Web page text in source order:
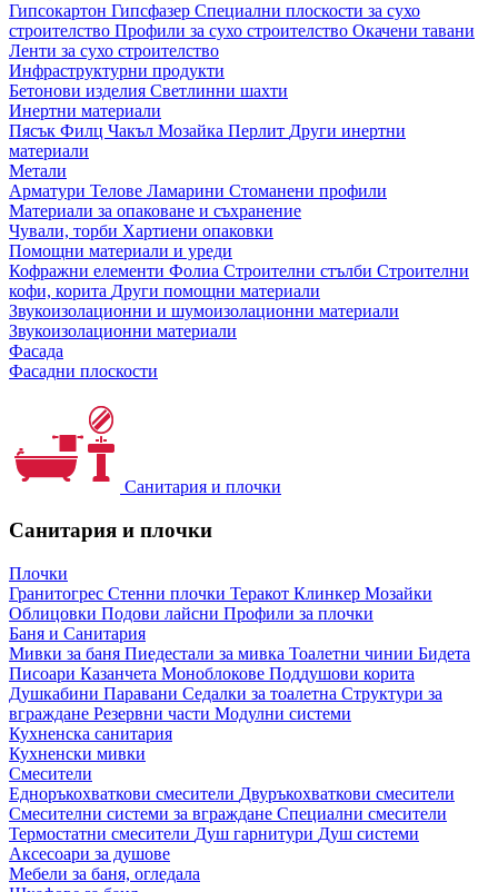
Гипсокартон Гипсфазер Специални плоскости за сухо
строителство Профили за сухо строителство Окачени тавани
Ленти за сухо строителство
Инфраструктурни продукти
Бетонови изделия Светлинни шахти
Инертни материали
Пясък Филц Чакъл Мозайкa Перлит Други инертни
материали
Метали
Арматури Телове Ламарини Стоманени профили
Материали за опаковане и съхранение
Чували, торби Хартиени опаковки
Помощни материали и уреди
Кофражни елементи Фолиа Строителни стълби Строителни
кофи, корита Други помощни материали
Звукоизолационни и шумоизолационни материали
Звукоизолационни материали
Фасада
Фасадни плоскости
Санитария и плочки
Санитария и плочки
Плочки
Гранитогрес Стенни плочки Теракот Клинкер Мозайки
Облицовки Подови лайсни Профили за плочки
Баня и Санитария
Мивки за баня Пиедестали за мивка Тоалетни чинии Бидета
Писоари Казанчета Моноблокове Поддушови корита
Душкабини Паравани Седалки за тоалетна Структури за
вграждане Резервни части Модулни системи
Кухненска санитария
Кухненски мивки
Смесители
Едноръкохваткови смесители Двуръкохваткови смесители
Смесителни системи за вграждане Специални смесители
Термостатни смесители Душ гарнитури Душ системи
Аксесоари за душове
Мебели за баня, огледала